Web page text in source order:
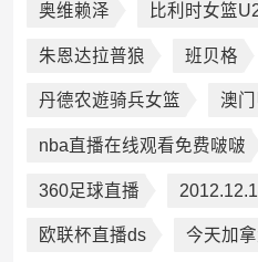
奥维赖泽 比利时女篮
朱恩达拉普狼 班贝格
丹德农遊骑兵女篮 澳门
nba直播在线观看免费啵啵
360足球直播
欧联杯直播ds 今天加